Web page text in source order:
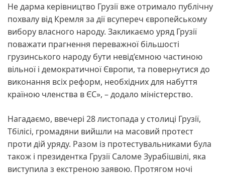
Не дарма керівництво Грузії вже отримало публічну
похвалу від Кремля за дії всупереч європейському
вибору власного народу. Закликаємо уряд Грузії
поважати прагнення переважної більшості
грузинського народу бути невід’ємною частиною
вільної і демократичної Європи, та повернутися до
виконання всіх реформ, необхідних для набуття
країною членства в ЄС», – додало міністерство.
Нагадаємо, ввечері 28 листопада у столиці Грузії,
Тбілісі, громадяни вийшли на масовий протест
проти дій уряду. Разом із протестувальниками була
також і президентка Грузії Саломе Зурабішвілі, яка
виступила з екстреною заявою. Протягом ночі